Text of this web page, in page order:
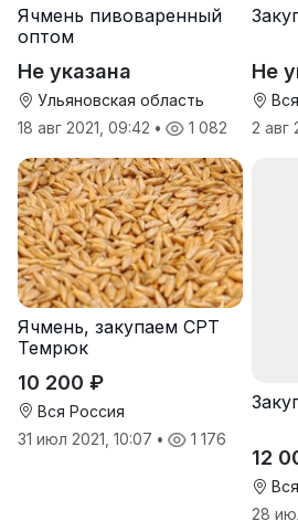
Ячмень пивоваренный
оптом
Не указана
Ульяновская область
18 авг 2021, 09:42 • 1 082
Не
2 авг
Ячмень, закупаем СРТ
Темрюк
10 200 ₽
Вся Россия
31 июл 2021, 10:07 • 1 176
12
28